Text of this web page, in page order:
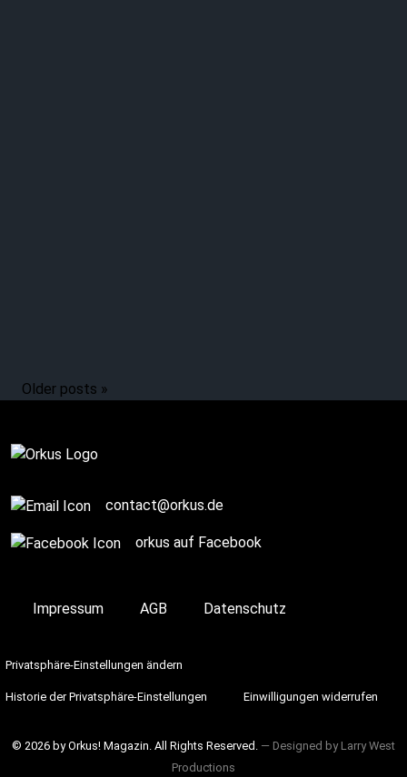
Older posts »
contact@orkus.de
orkus auf Facebook
Impressum AGB Datenschutz
Privatsphäre-Einstellungen ändern
Historie der Privatsphäre-Einstellungen Einwilligungen widerrufen
© 2026 by Orkus! Magazin. All Rights Reserved. ― Designed by Larry West
Productions